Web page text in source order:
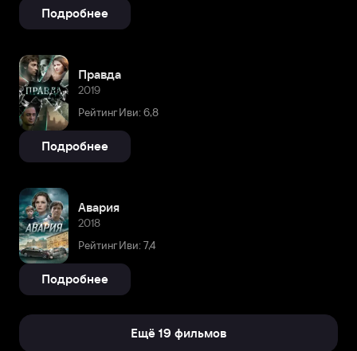
Подробнее
Правда
2019
Рейтинг Иви: 6,8
Подробнее
Авария
2018
Рейтинг Иви: 7,4
Подробнее
Ещё 19 фильмов